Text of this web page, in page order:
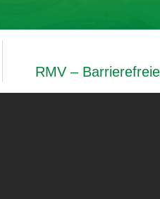
RMV –